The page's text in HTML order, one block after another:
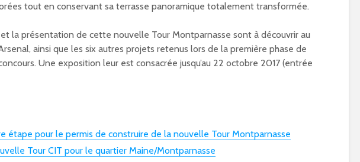
tout en conservant sa terrasse panoramique totalement transformée.
la présentation de cette nouvelle Tour Montparnasse sont à découvrir au
ainsi que les six autres projets retenus lors de la première phase de
Une exposition leur est consacrée jusqu’au 22 octobre 2017 (entrée
étape pour le permis de construire de la nouvelle Tour Montparnasse
Tour CIT pour le quartier Maine/Montparnasse